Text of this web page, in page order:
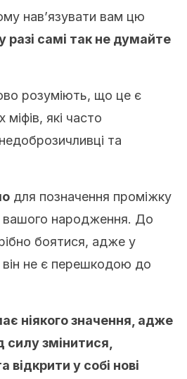
нав’язувати вам цю
самі так не думайте
розуміють, що це є
які часто
та
для позначення проміжку
вашого народження. До
боятися, адже у
він не є перешкодою до
ніякого значення, адже
силу змінитися,
відкрити у собі нові